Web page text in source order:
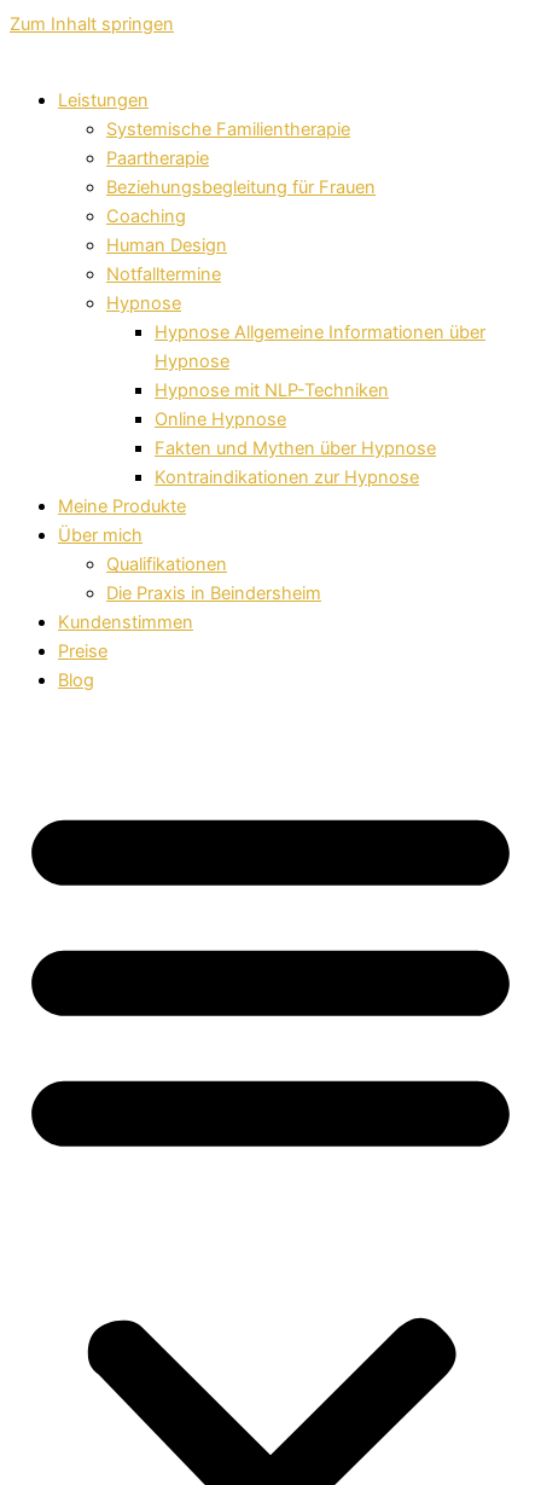
Zum Inhalt springen
Leistungen
Systemische Familientherapie
Paartherapie
Beziehungsbegleitung für Frauen
Coaching
Human Design
Notfalltermine
Hypnose
Hypnose Allgemeine Informationen über
Hypnose
Hypnose mit NLP-Techniken
Online Hypnose
Fakten und Mythen über Hypnose
Kontraindikationen zur Hypnose
Meine Produkte
Über mich
Qualifikationen
Die Praxis in Beindersheim
Kundenstimmen
Preise
Blog